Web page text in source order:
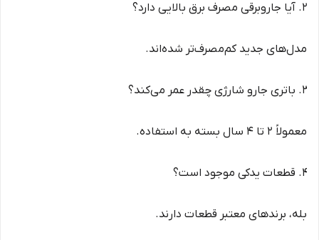
آیا جاروبرقی مصرف برق بالایی دارد؟
مدل‌های جدید کم‌مصرف‌تر شده‌اند.
باتری جارو شارژی چقدر عمر می‌کند؟
معمولاً 2 تا 4 سال بسته به استفاده.
قطعات یدکی موجود است؟
بله، برندهای معتبر قطعات دارند.